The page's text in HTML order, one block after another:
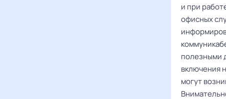
и при
офисных
полезными
включения
могут